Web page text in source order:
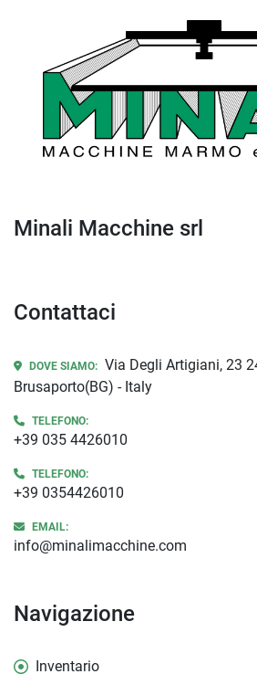
Minali Macchine srl
Contattaci
DOVE SIAMO: Via Degli Artigiani, 23
Brusaporto(BG) - Italy
TELEFONO:
+39 035 4426010
TELEFONO:
+39 0354426010
EMAIL:
info@minalimacchine.com
Navigazione
Inventario